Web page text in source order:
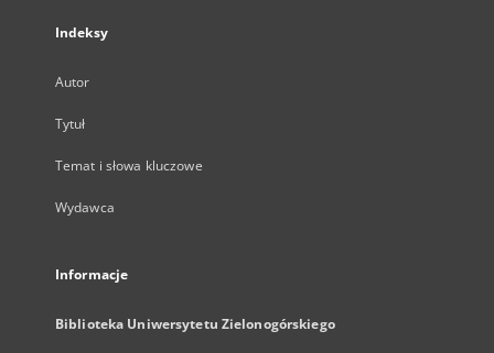
Indeksy
Autor
Tytuł
Temat i słowa kluczowe
Wydawca
Informacje
Biblioteka Uniwersytetu Zielonogórskiego